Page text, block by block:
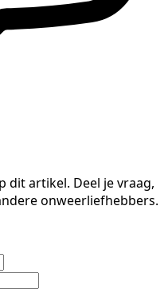
dit artikel. Deel je vraag,
onweerliefhebbers.